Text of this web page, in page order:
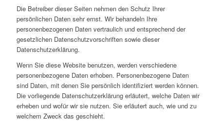
Die Betreiber dieser Seiten nehmen den Schutz Ihrer
persönlichen Daten sehr ernst. Wir behandeln Ihre
personenbezogenen Daten vertraulich und entsprechend der
gesetzlichen Datenschutzvorschriften sowie dieser
Datenschutzerklärung.
Wenn Sie diese Website benutzen, werden verschiedene
personenbezogene Daten erhoben. Personenbezogene Daten
sind Daten, mit denen Sie persönlich identifiziert werden können.
Die vorliegende Datenschutzerklärung erläutert, welche Daten wir
erheben und wofür wir sie nutzen. Sie erläutert auch, wie und zu
welchem Zweck das geschieht.